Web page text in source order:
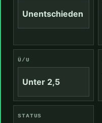
Unentschieden
Ü/U
Unter 2,5
STATUS